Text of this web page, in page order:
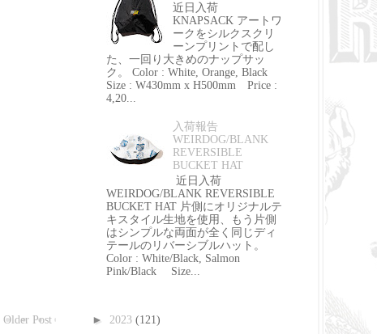
Older Post
近日入荷
KNAPSACK アートワ
ークをシルクスクリ
ーンプリントで配し
た、一回り大きめのナップサッ
ク。 Color : White, Orange, Black
Size : W430mm x H500mm Price :
4,20...
入荷報告
WEIRDOG/BLANK
REVERSIBLE
BUCKET HAT
近日入荷
WEIRDOG/BLANK REVERSIBLE
BUCKET HAT 片側にオリジナルテ
キスタイル生地を使用、もう片側
はシンプルな両面が全く同じディ
テールのリバーシブルハット。
Color : White/Black, Salmon
Pink/Black Size...
► 2023 (121)